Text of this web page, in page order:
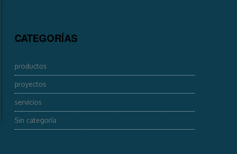
CATEGORÍAS
productos
proyectos
servicios
Sin categoría